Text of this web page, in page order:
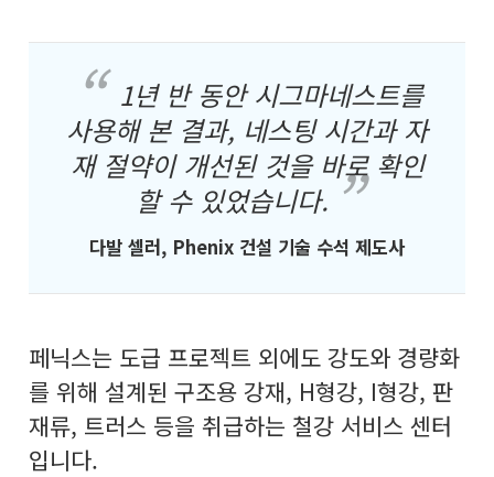
1년 반 동안 시그마네스트를
사용해 본 결과, 네스팅 시간과 자
재 절약이 개선된 것을 바로 확인
할 수 있었습니다.
다발 셀러, Phenix 건설 기술 수석 제도사
페닉스는 도급 프로젝트 외에도 강도와 경량화
를 위해 설계된 구조용 강재, H형강, I형강, 판
재류, 트러스 등을 취급하는 철강 서비스 센터
입니다.